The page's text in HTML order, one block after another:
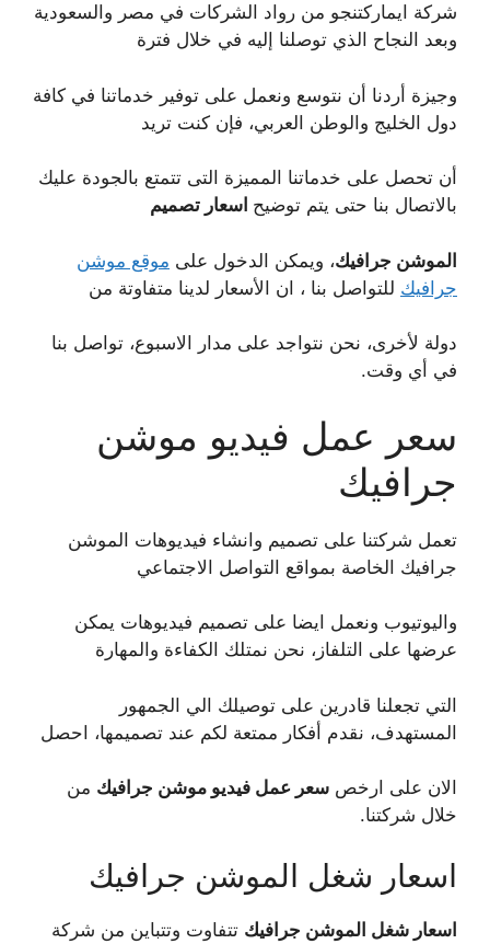
شركة ايماركتنجو من رواد الشركات في مصر والسعودية
وبعد النجاح الذي توصلنا إليه في خلال فترة
وجيزة أردنا أن نتوسع ونعمل على توفير خدماتنا في كافة
دول الخليج والوطن العربي، فإن كنت تريد
أن تحصل على خدماتنا المميزة التى تتمتع بالجودة عليك
بالاتصال بنا حتى يتم توضيح اسعار تصميم
الموشن جرافيك، ويمكن الدخول على موقع موشن
جرافيك للتواصل بنا ، ان الأسعار لدينا متفاوتة من
دولة لأخرى، نحن نتواجد على مدار الاسبوع، تواصل بنا
في أي وقت.
سعر عمل فيديو موشن
جرافيك
تعمل شركتنا على تصميم وانشاء فيديوهات الموشن
جرافيك الخاصة بمواقع التواصل الاجتماعي
واليوتيوب ونعمل ايضا على تصميم فيديوهات يمكن
عرضها على التلفاز، نحن نمتلك الكفاءة والمهارة
التي تجعلنا قادرين على توصيلك الي الجمهور
المستهدف، نقدم أفكار ممتعة لكم عند تصميمها، احصل
الان على ارخص سعر عمل فيديو موشن جرافيك من
خلال شركتنا.
اسعار شغل الموشن جرافيك
اسعار شغل الموشن جرافيك تتفاوت وتتباين من شركة